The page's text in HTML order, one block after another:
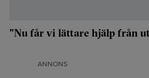
"Nu får vi lättare hjälp från
ANNONS